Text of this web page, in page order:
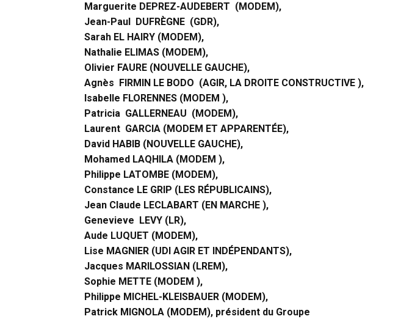
Marguerite DEPREZ-AUDEBERT (MODEM),
Jean-Paul DUFRÈGNE (GDR),
Sarah EL HAIRY (MODEM),
Nathalie ELIMAS (MODEM),
Olivier FAURE (NOUVELLE GAUCHE),
Agnès FIRMIN LE BODO (AGIR, LA DROITE CONSTRUCTIVE ),
Isabelle FLORENNES (MODEM ),
Patricia GALLERNEAU (MODEM),
Laurent GARCIA (MODEM ET APPARENTÉE),
David HABIB (NOUVELLE GAUCHE),
Mohamed LAQHILA (MODEM ),
Philippe LATOMBE (MODEM),
Constance LE GRIP (LES RÉPUBLICAINS),
Jean Claude LECLABART (EN MARCHE ),
Genevieve LEVY (LR),
Aude LUQUET (MODEM),
Lise MAGNIER (UDI AGIR ET INDÉPENDANTS),
Jacques MARILOSSIAN (LREM),
Sophie METTE (MODEM ),
Philippe MICHEL-KLEISBAUER (MODEM),
Patrick MIGNOLA (MODEM), président du Groupe